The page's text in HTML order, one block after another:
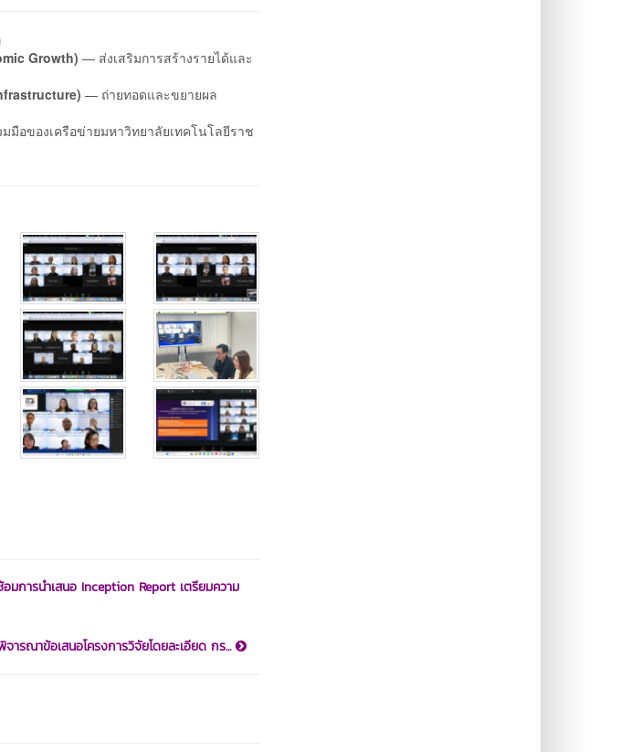
Growth) — ส่งเสริมการสร้างรายได้และ
— ถ่ายทอดและขยายผล
มือของเครือข่ายมหาวิทยาลัยเทคโนโลยีราช
มการนำเสนอ Inception Report เตรียมความ
ารณาข้อเสนอโครงการวิจัยโดยละเอียด กร...